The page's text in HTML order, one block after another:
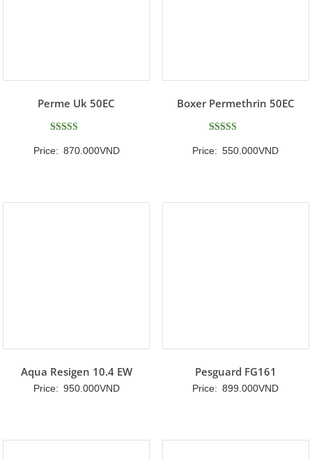
Perme Uk 50EC
hạng
Price: 870.000VND
Boxer Permethrin 50EC
hạng
Price: 550.000VND
Aqua Resigen 10.4 EW
Price: 950.000VND
Pesguard FG161
Price: 899.000VND